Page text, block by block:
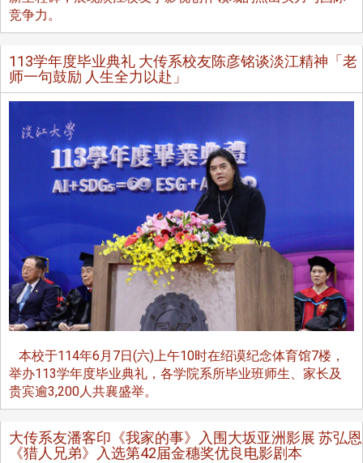
竞争力。
113学年度毕业典礼 大传系校友陈彦铭谈淡江精神「老
师一句鼓励 人生全力以赴」
本校于114年6月7日(六)上午10时在绍谟纪念体育馆7楼，
举办113学年度毕业典礼，各学院系所毕业班师生、家长及
贵宾逾3,200人共襄盛举。
大传系友潘客印《我家的事》入围大坂亚洲影展 苏弘恩
《猎人兄弟》入选第42届金穗奖优良电影剧本